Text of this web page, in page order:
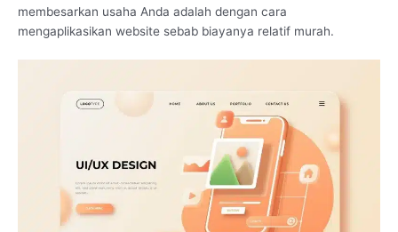
membesarkan usaha Anda adalah dengan cara
mengaplikasikan website sebab biayanya relatif murah.